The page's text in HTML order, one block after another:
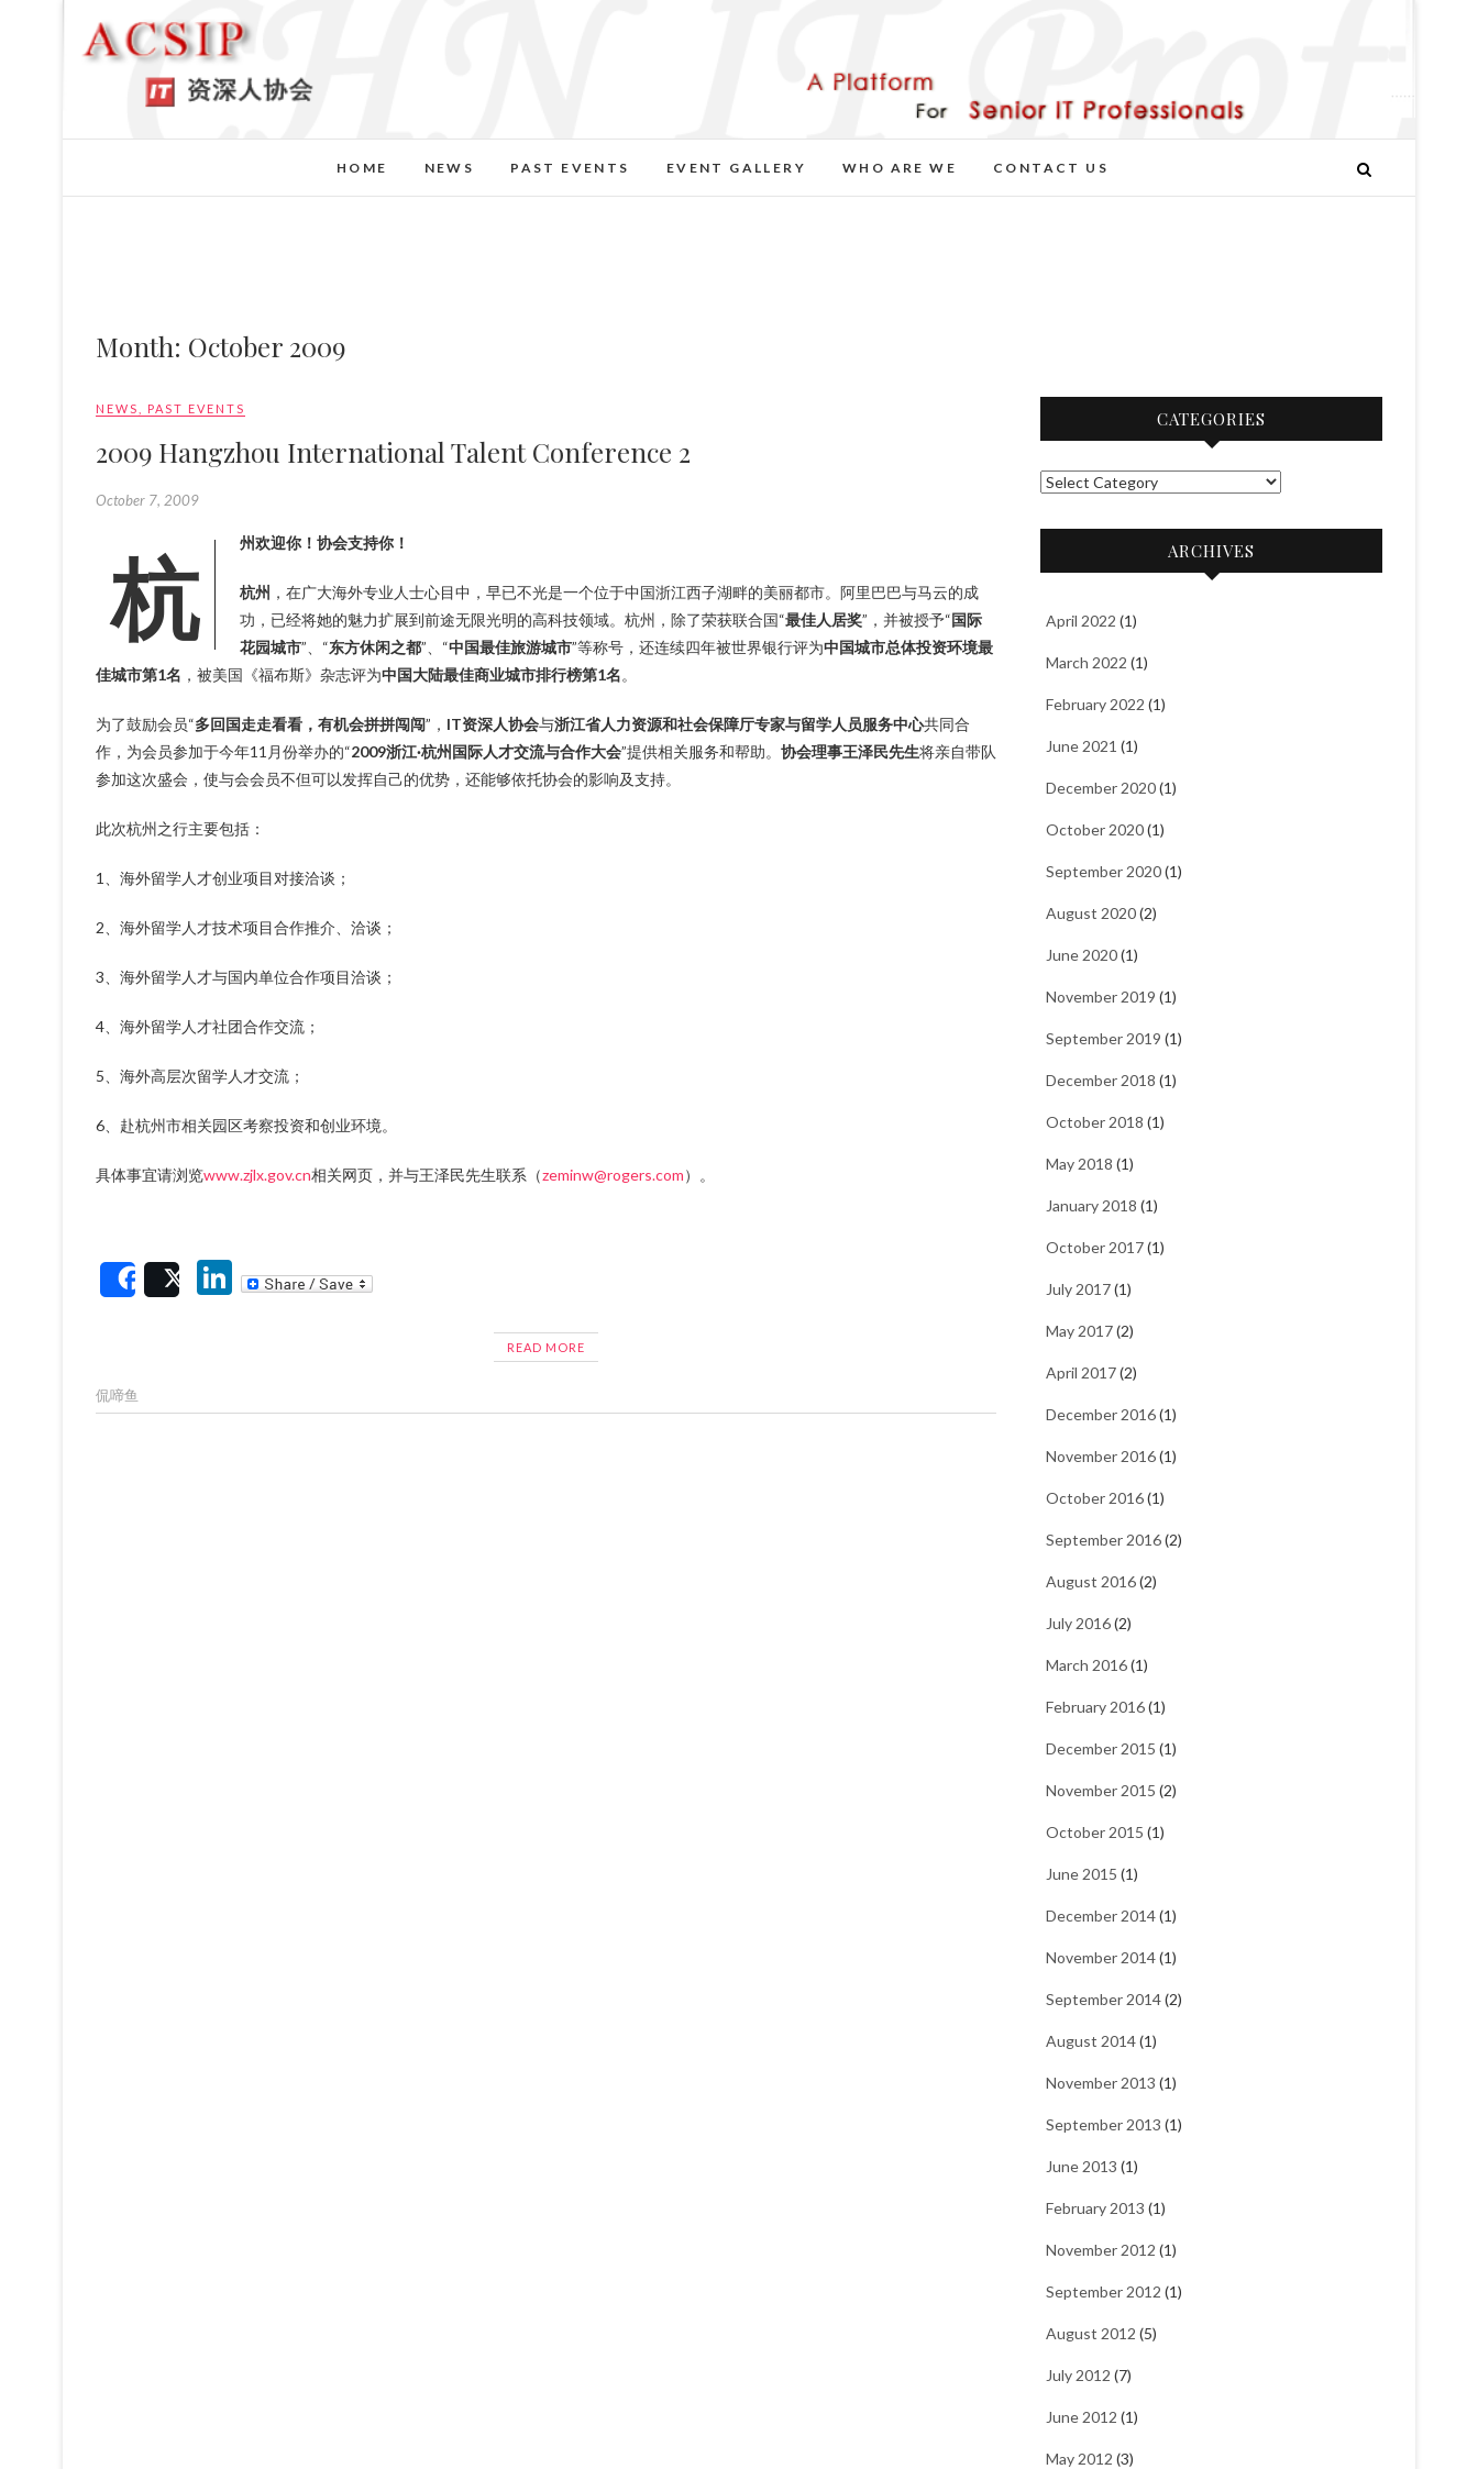
HOME NEWS PAST EVENTS EVENT GALLERY WHO ARE WE CONTACT US
Month: October 2009
NEWS PAST EVENTS
2009 Hangzhou International Talent Conference 2
October 7, 2009
杭州欢迎你！协会支持你！
杭州 ，在广大海外专业人士心目中，早已不光是一个位于中国浙江西子湖畔的美丽都市。阿里巴巴与马云的成
功，已经将她的魅力扩展到前途无限光明的高科技领域。杭州，除了荣获联合国“最佳人居奖”，并被授予“国际
花园城市”、“东方休闲之都”、“中国最佳旅游城市”等称号，还连续四年被世界银行评为中国城市总体投资环境最
佳城市第1名 ，被美国《福布斯》杂志评为中国大陆最佳商业城市排行榜第1名。
为了鼓励会员“多回国走走看看，有机会拼拼闯闯”， IT资深人协会与浙江省人力资源和社会保障厅专家与留学人员服务中心共同合
作，为会员参加于今年11月份举办的“2009浙江·杭州国际人才交流与合作大会”提供相关服务和帮助。 协会理事王泽民先生将亲自带队
参加这次盛会，使与会会员不但可以发挥自己的优势，还能够依托协会的影响及支持。
此次杭州之行主要包括：
1、海外留学人才创业项目对接洽谈；
2、海外留学人才技术项目合作推介、洽谈；
3、海外留学人才与国内单位合作项目洽谈；
4、海外留学人才社团合作交流；
5、海外高层次留学人才交流；
6、赴杭州市相关园区考察投资和创业环境。
具体事宜请浏览www.zjlx.gov.cn相关网页，并与王泽民先生联系（zeminw@rogers.com）。
SharePost Li
n
READ MORE
侃啼鱼
CATEGORIES
C
o
e
ARCHIVES
April 2022 (1)
March 2022 (1)
February 2022 (1)
June 2021 (1)
December 2020(1)
October 2020(1)
September 2020(1)
August 2020(2)
June 2020(1)
November 2019 (1)
September 2019 (1)
December 2018 (1)
October 2018 (1)
May 2018 (1)
January 2018 (1)
October 2017(1)
July 2017(1)
May 2017(2)
April 2017(2)
December 2016(1)
November 2016(1)
October 2016(1)
September 2016(2)
August 2016(2)
July 2016(2)
March 2016(1)
February 2016(1)
December 2015 (1)
November 2015 (2)
October 2015 (1)
June 2015 (1)
December 2014(1)
November 2014(1)
September 2014(2)
August 2014(1)
November 2013 (1)
September 2013 (1)
June 2013 (1)
February 2013 (1)
November 2012 (1)
September 2012 (1)
August 2012 (5)
July 2012 (7)
June 2012 (1)
May 2012 (3)